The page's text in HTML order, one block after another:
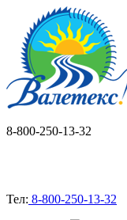
8-800-250-13-32
Тел: 8-800-250-13-32